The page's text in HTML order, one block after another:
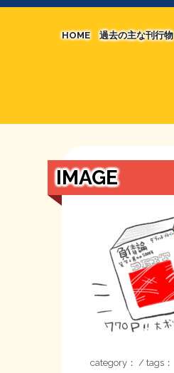
HOME 過去の主な刊行物
IMAGE
category： / tags：